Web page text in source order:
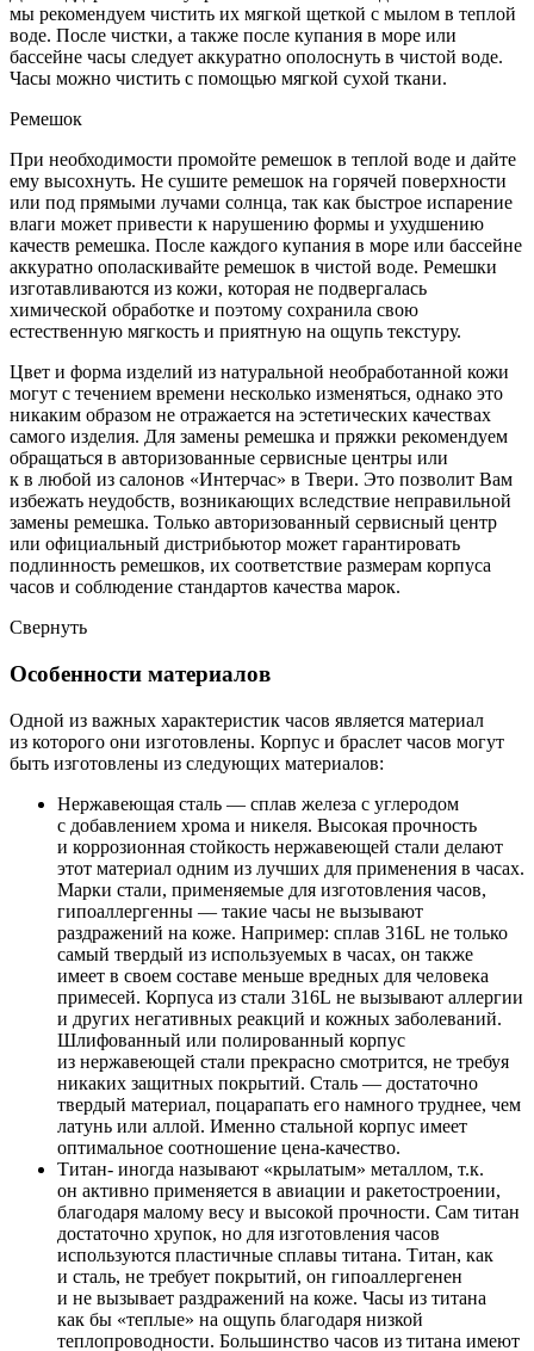
мы рекомендуем чистить их мягкой щеткой с мылом в теплой
воде. После чистки, а также после купания в море или
бассейне часы следует аккуратно ополоснуть в чистой воде.
Часы можно чистить с помощью мягкой сухой ткани.
Ремешок
При необходимости промойте ремешок в теплой воде и дайте
ему высохнуть. Не сушите ремешок на горячей поверхности
или под прямыми лучами солнца, так как быстрое испарение
влаги может привести к нарушению формы и ухудшению
качеств ремешка. После каждого купания в море или бассейне
аккуратно ополаскивайте ремешок в чистой воде. Ремешки
изготавливаются из кожи, которая не подвергалась
химической обработке и поэтому сохранила свою
естественную мягкость и приятную на ощупь текстуру.
Цвет и форма изделий из натуральной необработанной кожи
могут с течением времени несколько изменяться, однако это
никаким образом не отражается на эстетических качествах
самого изделия. Для замены ремешка и пряжки рекомендуем
обращаться в авторизованные сервисные центры или
к в любой из салонов «Интерчас» в Твери. Это позволит Вам
избежать неудобств, возникающих вследствие неправильной
замены ремешка. Только авторизованный сервисный центр
или официальный дистрибьютор может гарантировать
подлинность ремешков, их соответствие размерам корпуса
часов и соблюдение стандартов качества марок.
Свернуть
Особенности материалов
Одной из важных характеристик часов является материал
из которого они изготовлены. Корпус и браслет часов могут
быть изготовлены из следующих материалов:
Нержавеющая сталь — сплав железа с углеродом
с добавлением хрома и никеля. Высокая прочность
и коррозионная стойкость нержавеющей стали делают
этот материал одним из лучших для применения в часах.
Марки стали, применяемые для изготовления часов,
гипоаллергенны — такие часы не вызывают
раздражений на коже. Например: сплав 316L не только
самый твердый из используемых в часах, он также
имеет в своем составе меньше вредных для человека
примесей. Корпуса из стали 316L не вызывают аллергии
и других негативных реакций и кожных заболеваний.
Шлифованный или полированный корпус
из нержавеющей стали прекрасно смотрится, не требуя
никаких защитных покрытий. Сталь — достаточно
твердый материал, поцарапать его намного труднее, чем
латунь или аллой. Именно стальной корпус имеет
оптимальное соотношение цена-качество.
Титан- иногда называют «крылатым» металлом, т.к.
он активно применяется в авиации и ракетостроении,
благодаря малому весу и высокой прочности. Сам титан
достаточно хрупок, но для изготовления часов
используются пластичные сплавы титана. Титан, как
и сталь, не требует покрытий, он гипоаллергенен
и не вызывает раздражений на коже. Часы из титана
как бы «теплые» на ощупь благодаря низкой
теплопроводности. Большинство часов из титана имеют